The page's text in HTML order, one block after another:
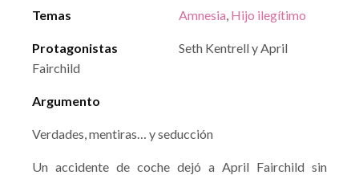
Temas Amnesia, Hijo ilegítimo
Protagonistas
Seth Kentrell y April
Fairchild
Argumento
Verdades, mentiras… y seducción
Un accidente de coche dejó a April Fairchild sin